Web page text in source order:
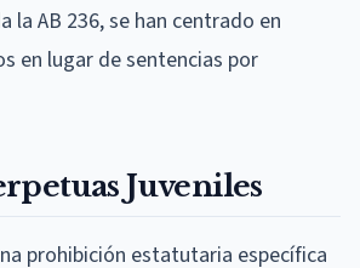
la AB 236, se han centrado en
en lugar de sentencias por
Juveniles
prohibición estatutaria específica